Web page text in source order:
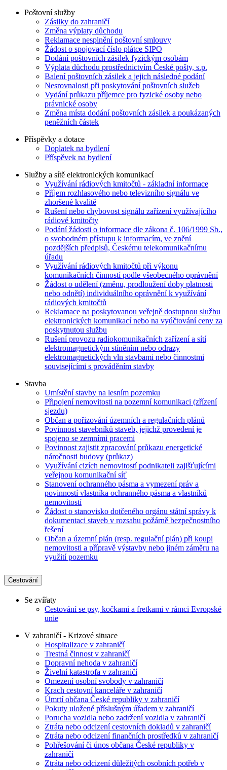
Poštovní služby
Zásilky do zahraničí
Změna výplaty důchodu
Reklamace nesplnění poštovní smlouvy
Žádost o spojovací číslo plátce SIPO
Dodání poštovních zásilek fyzickým osobám
Výplata důchodu prostřednictvím České pošty, s.p.
Balení poštovních zásilek a jejich následné podání
Nesrovnalosti při poskytování poštovních služeb
Vydání průkazu příjemce pro fyzické osoby nebo
právnické osoby
Změna místa dodání poštovních zásilek a poukázaných
peněžních částek
Příspěvky a dotace
Doplatek na bydlení
Příspěvek na bydlení
Služby a sítě elektronických komunikací
Využívání rádiových kmitočtů - základní informace
Příjem rozhlasového nebo televizního signálu ve
zhoršené kvalitě
Rušení nebo chybovost signálu zařízení využívajícího
rádiové kmitočty
Podání žádosti o informace dle zákona č. 106/1999 Sb.,
o svobodném přístupu k informacím, ve znění
pozdějších předpisů, Českému telekomunikačnímu
úřadu
Využívání rádiových kmitočtů při výkonu
komunikačních činností podle všeobecného oprávnění
Žádost o udělení (změnu, prodloužení doby platnosti
nebo odnětí) individuálního oprávnění k využívání
rádiových kmitočtů
Reklamace na poskytovanou veřejně dostupnou službu
elektronických komunikací nebo na vyúčtování ceny za
poskytnutou službu
Rušení provozu radiokomunikačních zařízení a sítí
elektromagnetickým stíněním nebo odrazy
elektromagnetických vln stavbami nebo činnostmi
souvisejícími s prováděním stavby
Stavba
Umístění stavby na lesním pozemku
Připojení nemovitosti na pozemní komunikaci (zřízení
sjezdu)
Občan a pořizování územních a regulačních plánů
Povinnost stavebníků staveb, jejichž provedení je
spojeno se zemními pracemi
Povinnost zajistit zpracování průkazu energetické
náročnosti budovy (průkaz)
Využívání cizích nemovitostí podnikateli zajišťujícími
veřejnou komunikační síť
Stanovení ochranného pásma a vymezení práv a
povinností vlastníka ochranného pásma a vlastníků
nemovitostí
Žádost o stanovisko dotčeného orgánu státní správy k
dokumentaci staveb v rozsahu požárně bezpečnostního
řešení
Občan a územní plán (resp. regulační plán) při koupi
nemovitosti a přípravě výstavby nebo jiném záměru na
využití pozemku
Cestování
Se zvířaty
Cestování se psy, kočkami a fretkami v rámci Evropské
unie
V zahraničí - Krizové situace
Hospitalizace v zahraničí
Trestná činnost v zahraničí
Dopravní nehoda v zahraničí
Živelní katastrofa v zahraničí
Omezení osobní svobody v zahraničí
Krach cestovní kanceláře v zahraničí
Úmrtí občana České republiky v zahraničí
Pokuty uložené příslušným úřadem v zahraničí
Porucha vozidla nebo zadržení vozidla v zahraničí
Ztráta nebo odcizení cestovních dokladů v zahraničí
Ztráta nebo odcizení finančních prostředků v zahraničí
Pohřešování či únos občana České republiky v
zahraničí
Ztráta nebo odcizení důležitých osobních potřeb v